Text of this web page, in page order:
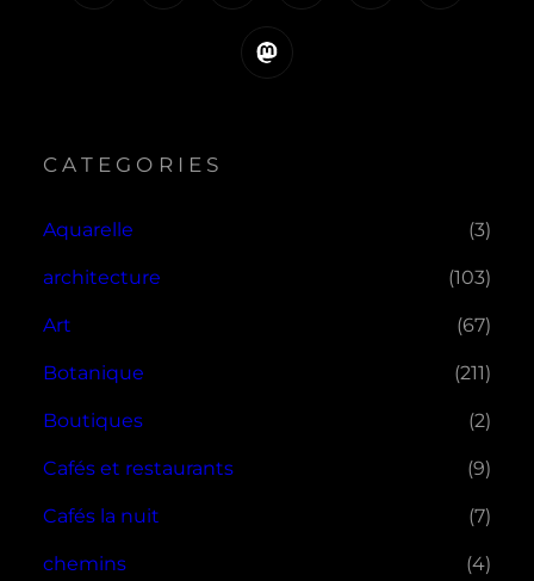
Mastodon
CATEGORIES
Aquarelle (3)
architecture (103)
Art (67)
Botanique (211)
Boutiques (2)
Cafés et restaurants (9)
Cafés la nuit (7)
chemins (4)